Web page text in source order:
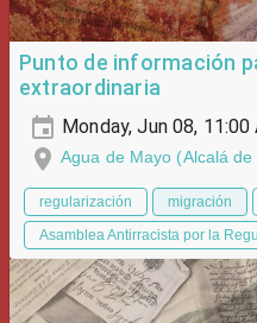
Punto de información
extraordinaria
Monday, Jun 08,
Agua de Mayo (Alcalá de
regularización migración
Asamblea Antirracista por la